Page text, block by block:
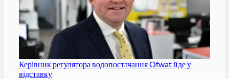
Керівник регулятора водопостачання Ofwat йде у
відставку